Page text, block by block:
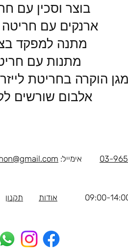
בוצר וסכין עם
ארנקים עם
מתנה למפקד
מתנות עם
מגן הוקרה בחריטת
אלבום שורשים
אימייל: 03-
אודות תקנון